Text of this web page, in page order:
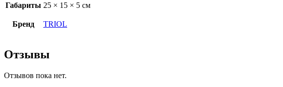
Габариты 25 × 15 × 5 см
Бренд TRIOL
Отзывы
Отзывов пока нет.